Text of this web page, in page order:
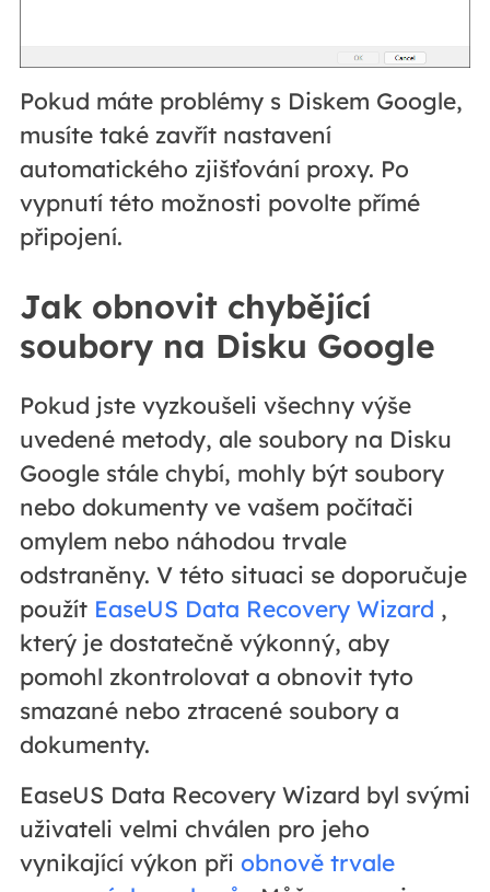
Pokud máte problémy s Diskem Google,
musíte také zavřít nastavení
automatického zjišťování proxy. Po
vypnutí této možnosti povolte přímé
připojení.
Jak obnovit chybějící
soubory na Disku Google
Pokud jste vyzkoušeli všechny výše
uvedené metody, ale soubory na Disku
Google stále chybí, mohly být soubory
nebo dokumenty ve vašem počítači
omylem nebo náhodou trvale
odstraněny. V této situaci se doporučuje
použít EaseUS Data Recovery Wizard ,
který je dostatečně výkonný, aby
pomohl zkontrolovat a obnovit tyto
smazané nebo ztracené soubory a
dokumenty.
EaseUS Data Recovery Wizard byl svými
uživateli velmi chválen pro jeho
vynikající výkon při obnově trvale